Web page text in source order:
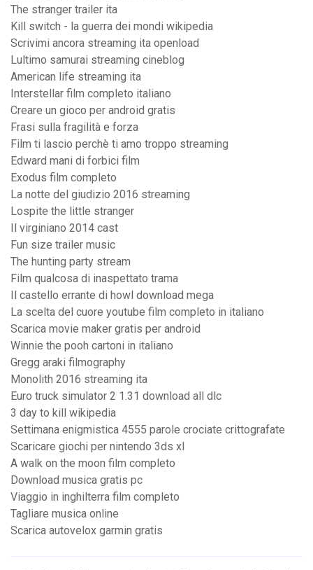
The stranger trailer ita
Kill switch - la guerra dei mondi wikipedia
Scrivimi ancora streaming ita openload
Lultimo samurai streaming cineblog
American life streaming ita
Interstellar film completo italiano
Creare un gioco per android gratis
Frasi sulla fragilità e forza
Film ti lascio perchè ti amo troppo streaming
Edward mani di forbici film
Exodus film completo
La notte del giudizio 2016 streaming
Lospite the little stranger
Il virginiano 2014 cast
Fun size trailer music
The hunting party stream
Film qualcosa di inaspettato trama
Il castello errante di howl download mega
La scelta del cuore youtube film completo in italiano
Scarica movie maker gratis per android
Winnie the pooh cartoni in italiano
Gregg araki filmography
Monolith 2016 streaming ita
Euro truck simulator 2 1.31 download all dlc
3 day to kill wikipedia
Settimana enigmistica 4555 parole crociate crittografate
Scaricare giochi per nintendo 3ds xl
A walk on the moon film completo
Download musica gratis pc
Viaggio in inghilterra film completo
Tagliare musica online
Scarica autovelox garmin gratis